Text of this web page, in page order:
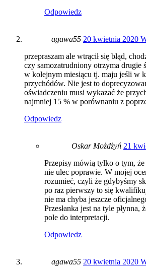
Odpowiedz
agawa55 20 kwietnia 2020
przepraszam ale wtrącił się błąd,
czy samozatrudniony otrzyma drugie
w kolejnym miesiącu tj. maju jeśli w
przychódów. Nie jest to
oświadczeniu musi wykazać że
najmniej 15 % w porównaniu z
Odpowiedz
Oskar Możdżyń 21
Przepisy mówią tylko o tym, że
nie ulec poprawie. W mojej
rozumieć, czyli że gdybyśmy
po raz pierwszy to się
nie ma chyba jeszcze
Przesłanka jest na tyle płynna,
pole do interpretacji.
Odpowiedz
agawa55 20 kwietnia 2020